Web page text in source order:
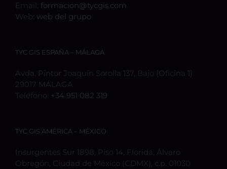
Email: formacion@tycgis.com
Web: web del grupo
TYC GIS ESPAÑA – MÁLAGA
Avda. Pintor Joaquín Sorolla 137, Bajo (Oficina 1)
29017 MÁLAGA
Teléfono: +34 951 082 319
TYC GIS AMÉRICA – MÉXICO
Insurgentes Sur 1898, Piso 14, Florida, Álvaro
Obregón, Ciudad de México (CDMX), c.p. 01030